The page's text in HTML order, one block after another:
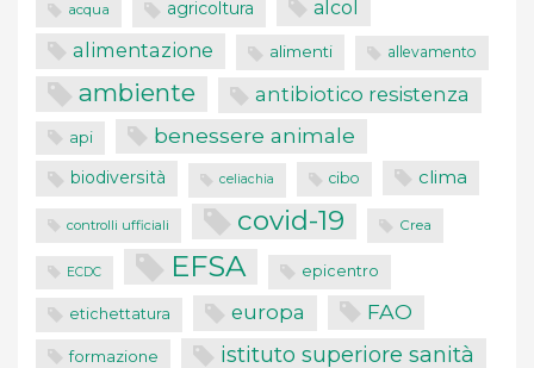
acqua agricoltura alcol
alimentazione alimenti allevamento
ambiente antibiotico resistenza
api benessere animale
biodiversità celiachia cibo clima
controlli ufficiali covid-19 Crea
ECDC EFSA epicentro
etichettatura europa FAO
formazione istituto superiore sanità